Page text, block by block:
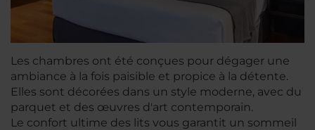
Les chambres ont été conçues pour dégager une
ambiance à la fois paisible et propice à la détente.
Elles sont décorées dans un style moderne, avec du
parquet et des œuvres d'art contemporain.
Le confort ultime des lits vous garantit un sommeil